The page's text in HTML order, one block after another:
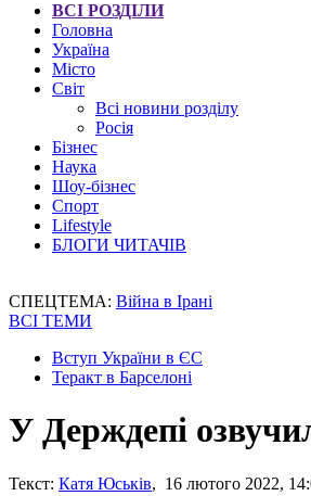
ВСІ РОЗДІЛИ
Головна
Україна
Місто
Світ
Всі новини розділу
Росія
Бізнес
Наука
Шоу-бізнес
Спорт
Lifestyle
БЛОГИ ЧИТАЧІВ
СПЕЦТЕМА: Війна в Ірані
ВСІ ТЕМИ
Вступ України в ЄС
Теракт в Барселоні
У Держдепі
Текст: Катя Юськів, 16 лютого 2022,